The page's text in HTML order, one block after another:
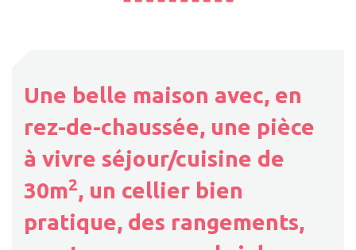
Une belle maison avec, en
rez-de-chaussée, une pièce
à vivre séjour/cuisine de
30m2, un cellier bien
pratique, des rangements,